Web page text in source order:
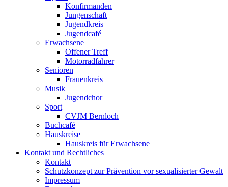
Konfirmanden
Jungenschaft
Jugendkreis
Jugendcafé
Erwachsene
Offener Treff
Motorradfahrer
Senioren
Frauenkreis
Musik
Jugendchor
Sport
CVJM Bernloch
Buchcafé
Hauskreise
Hauskreis für Erwachsene
Kontakt und Rechtliches
Kontakt
Schutzkonzept zur Prävention vor sexualisierter Gewalt
Impressum